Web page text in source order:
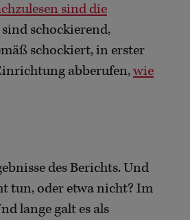
sind die
schockierend,
schockiert, in erster
abberufen,wie
des Berichts. Und
tun, oder etwa nicht? Im
lange galt es als